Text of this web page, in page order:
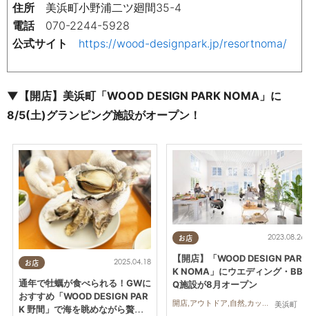
住所美浜町小野浦二ツ廻間35-4
電話 070-2244-5928
公式サイト https://wood-designpark.jp/resortnoma/
▼【開店】美浜町「WOOD DESIGN PARK NOMA」に
8/5(土)グランピング施設がオープン！
お店 2025.04.18
通年で牡蠣が食べられる！GWに
おすすめ「WOOD DESIGN PAR
K 野間」で海を眺めながら贅沢B
お店
美浜町
2023.08.26
【開店】「WOOD DESIGN PAR
K NOMA」にウエディング・BB
Q施設が8月オープン
開店,アウトドア,自然,カップル,ペット